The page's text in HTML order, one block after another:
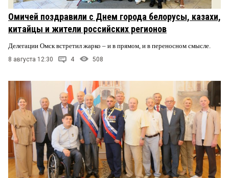
Омичей поздравили с Днем города белорусы, казахи,
китайцы и жители российских регионов
Делегации Омск встретил жарко – и в прямом, и в переносном смысле.
8 августа 12:30 4 508